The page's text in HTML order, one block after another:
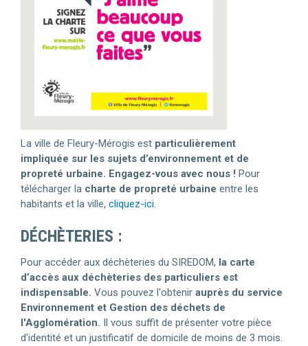
La ville de Fleury-Mérogis est particulièrement
impliquée sur les sujets d’environnement et de
propreté urbaine. Engagez-vous avec nous ! Pour
télécharger la charte de propreté urbaine entre les
habitants et la ville, cliquez-ici.
DÉCHÈTERIES :
Pour accéder aux déchèteries du SIREDOM, la carte
d’accès aux déchèteries des particuliers est
indispensable. Vous pouvez l'obtenir auprès du service
Environnement et Gestion des déchets de
l'Agglomération. Il vous suffit de présenter votre pièce
d'identité et un justificatif de domicile de moins de 3 mois.